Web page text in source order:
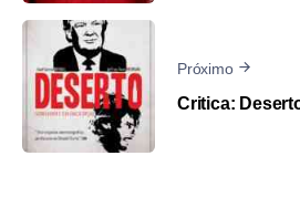
Próximo
Critica: